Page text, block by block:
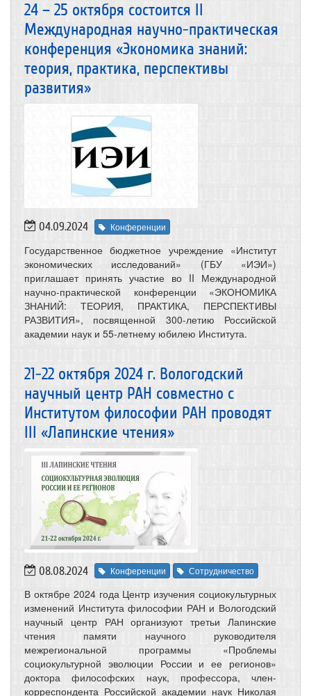
24 – 25 октября состоится II
Международная научно-практическая
конференция «Экономика знаний:
теория, практика, перспективы
развития»
04.09.2024 Конференции
Государственное бюджетное учреждение «Институт
экономических исследований» (ГБУ «ИЭИ»)
приглашает принять участие во II Международной
научно-практической конференции «ЭКОНОМИКА
ЗНАНИЙ: ТЕОРИЯ, ПРАКТИКА, ПЕРСПЕКТИВЫ
РАЗВИТИЯ», посвященной 300-летию Российской
академии наук и 55-летнему юбилею Института.
21-22 октября 2024 г. Вологодский
научный центр РАН совместно с
Институтом философии РАН проводят
III «Лапинские чтения»
08.08.2024 Конференции Сотрудничество
В октябре 2024 года Центр изучения социокультурных
изменений Института философии РАН и Вологодский
научный центр РАН организуют третьи Лапинские
чтения памяти научного руководителя
межрегиональной программы «Проблемы
социокультурной эволюции России и ее регионов»
доктора философских наук, профессора, член-
корреспондента Российской академии наук Николая